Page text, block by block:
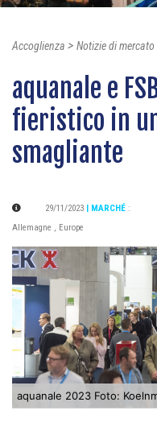
Accoglienza > Notizie di mercato
aquanale e
fieristico in
smagliante
29/11/2023 | MARCHÉ :
Allemagne , Europe
aquanale 2023 Foto: